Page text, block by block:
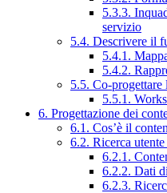
5.3.3.
servizio
5.4. Descrivere il
5.4.1.
5.4.2.
5.5. Co-progettare
5.5.1.
6. Progettazione dei
6.1. Cos’è il
6.2. Ricerca
6.2.1.
6.2.2. Dati
6.2.3.